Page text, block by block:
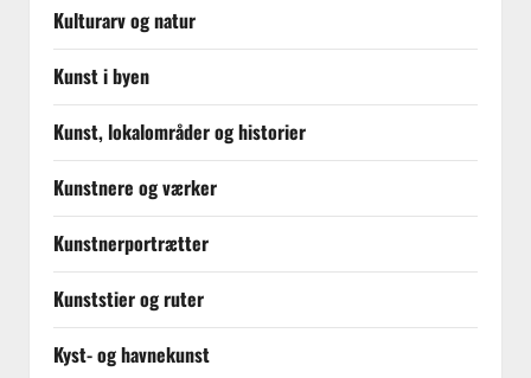
Kulturarv og natur
Kunst i byen
Kunst, lokalområder og historier
Kunstnere og værker
Kunstnerportrætter
Kunststier og ruter
Kyst- og havnekunst